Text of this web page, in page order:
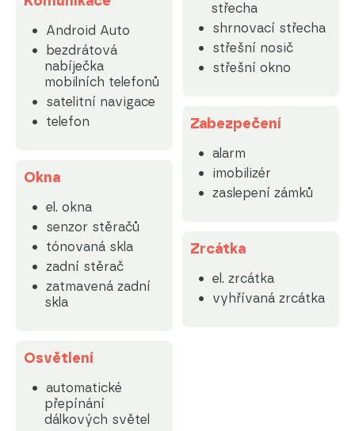
Android Auto
bezdrátová
nabíječka
mobilních telefonů
satelitní navigace
telefon
Okna
el. okna
senzor stěračů
tónovaná skla
zadní stěrač
zatmavená zadní
skla
Osvětlení
automatické
přepínání
dálkových světel
střecha
shrnovací střecha
střešní nosič
střešní okno
Zabezpečení
alarm
imobilizér
zaslepení zámků
Zrcátka
el. zrcátka
vyhřívaná zrcátka